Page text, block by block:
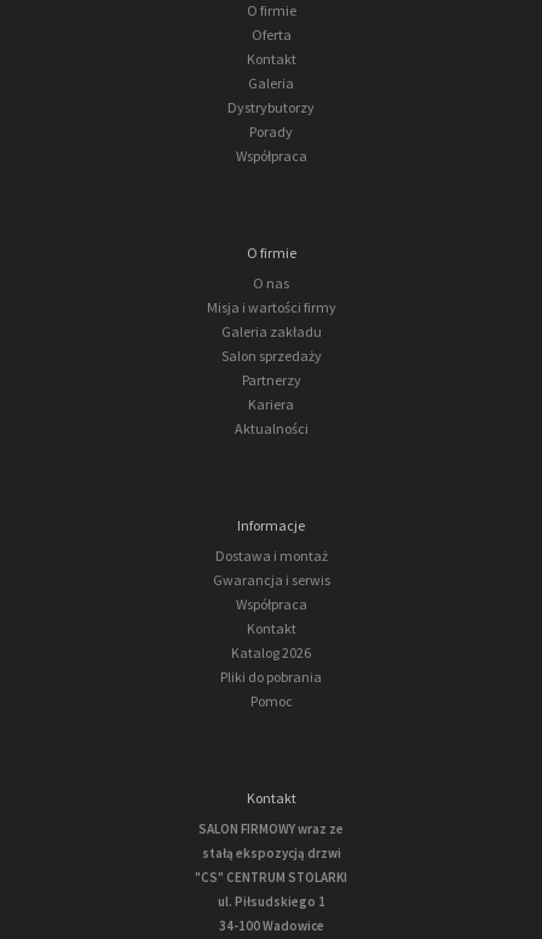
O firmie
Oferta
Kontakt
Galeria
Dystrybutorzy
Porady
Współpraca
O firmie
O nas
Misja i wartości firmy
Galeria zakładu
Salon sprzedaży
Partnerzy
Kariera
Aktualności
Informacje
Dostawa i montaż
Gwarancja i serwis
Współpraca
Kontakt
Katalog 2026
Pliki do pobrania
Pomoc
Kontakt
SALON FIRMOWY wraz ze
stałą ekspozycją drzwi
"CS" CENTRUM STOLARKI
ul. Piłsudskiego 1
34-100 Wadowice